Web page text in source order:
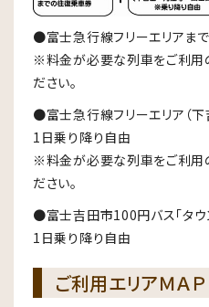
●富士急行線フリーエリアま
※料金が必要な列車をご利用
ださい。
●富士急行線フリーエリア（
1日乗り降り自由
※料金が必要な列車をご利用
ださい。
●富士吉田市100円バス「タウ
1日乗り降り自由
ご利用エリアＭＡＰ